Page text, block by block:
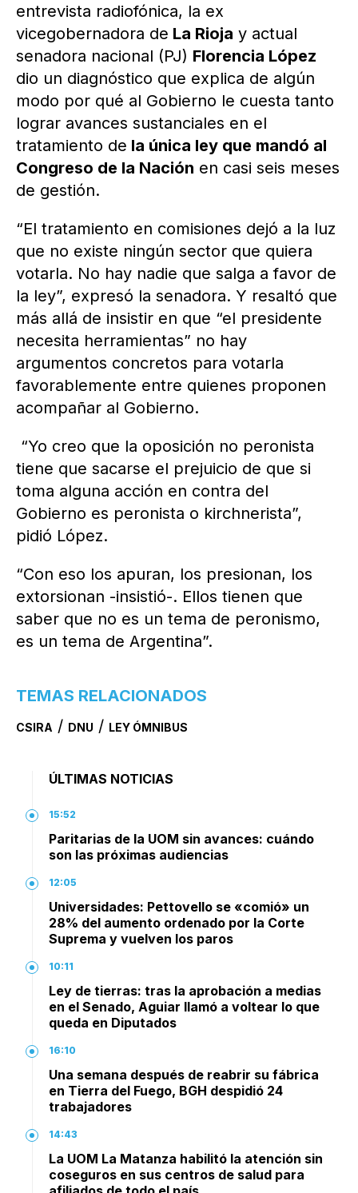
entrevista radiofónica, la ex
vicegobernadora de La Rioja y actual
senadora nacional (PJ) Florencia López
dio un diagnóstico que explica de algún
modo por qué al Gobierno le cuesta tanto
lograr avances sustanciales en el
tratamiento de la única ley que mandó al
Congreso de la Nación en casi seis meses
de gestión.
“El tratamiento en comisiones dejó a la luz
que no existe ningún sector que quiera
votarla. No hay nadie que salga a favor de
la ley”, expresó la senadora. Y resaltó que
más allá de insistir en que “el presidente
necesita herramientas” no hay
argumentos concretos para votarla
favorablemente entre quienes proponen
acompañar al Gobierno.
“Yo creo que la oposición no peronista
tiene que sacarse el prejuicio de que si
toma alguna acción en contra del
Gobierno es peronista o kirchnerista”,
pidió López.
“Con eso los apuran, los presionan, los
extorsionan -insistió-. Ellos tienen que
saber que no es un tema de peronismo,
es un tema de Argentina”.
TEMAS RELACIONADOS
CSIRA / DNU / LEY ÓMNIBUS
ÚLTIMAS NOTICIAS
15:52
Paritarias de la UOM sin avances: cuándo
son las próximas audiencias
12:05
Universidades: Pettovello se «comió» un
28% del aumento ordenado por la Corte
Suprema y vuelven los paros
10:11
Ley de tierras: tras la aprobación a medias
en el Senado, Aguiar llamó a voltear lo que
queda en Diputados
16:10
Una semana después de reabrir su fábrica
en Tierra del Fuego, BGH despidió 24
trabajadores
14:43
La UOM La Matanza habilitó la atención sin
coseguros en sus centros de salud para